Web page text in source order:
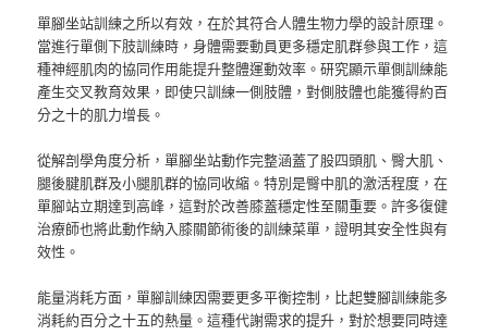
單腳坐站訓練之所以有效，在於其符合人體生物力學的設計原理。
當進行單側下肢訓練時，身體需要動員更多穩定肌群參與工作，這
種神經肌肉的協同作用能提升整體運動效率。研究顯示單側訓練能
產生交叉教育效果，即使只訓練一側肢體，對側肢體也能獲得約百
分之十的肌力增長。
從解剖學角度分析，單腳坐站動作完整涵蓋了股四頭肌、臀大肌、
腿後腱肌群及小腿肌群的協同收縮。特別是臀中肌的激活程度，在
單腳站立期達到高峰，這對於改善膝蓋穩定性至關重要。許多復健
治療師也將此動作納入膝關節術後的訓練菜單，證明其安全性與有
效性。
能量消耗方面，單腳訓練因需要更多平衡控制，比起雙腳訓練能多
消耗約百分之十五的熱量。這種代謝需求的提升，對於想要同時達